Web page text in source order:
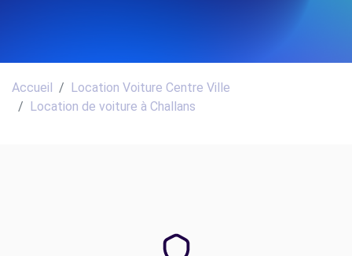
Accueil
Location Voiture Centre Ville
Location de voiture à Challans